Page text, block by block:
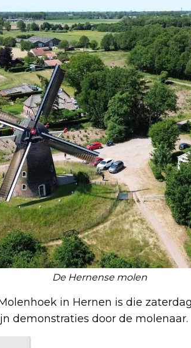
De Hernense molen
in Hernen is die
demonstraties door de molenaar.